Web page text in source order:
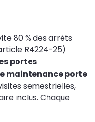
80 % des arrêts
R4224-25)
portes
maintenance porte
semestrielles,
inclus. Chaque